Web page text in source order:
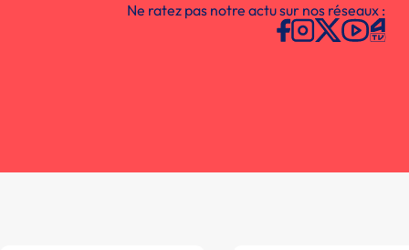
Ne ratez pas notre actu sur nos réseaux :